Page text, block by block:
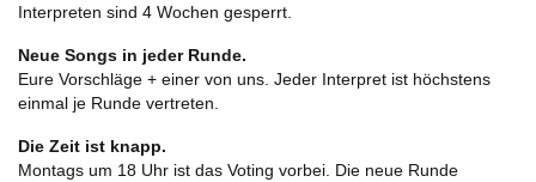
Interpreten sind 4 Wochen gesperrt.
Neue Songs in jeder Runde.
Eure Vorschläge + einer von uns. Jeder Interpret ist höchstens
einmal je Runde vertreten.
Die Zeit ist knapp.
Montags um 18 Uhr ist das Voting vorbei. Die neue Runde